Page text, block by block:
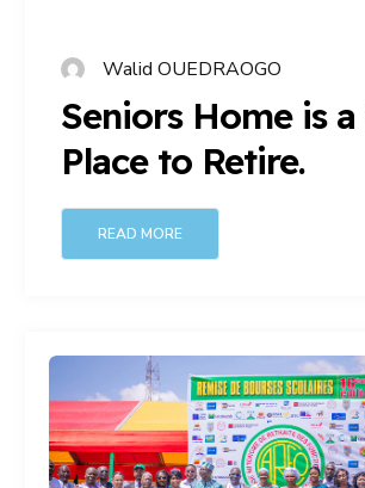
Walid OUEDRAOGO
Seniors Home is
Place to Retire.
READ MORE